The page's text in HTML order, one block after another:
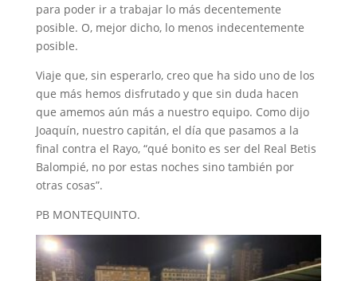
para poder ir a trabajar lo más decentemente
posible. O, mejor dicho, lo menos indecentemente
posible.
Viaje que, sin esperarlo, creo que ha sido uno de los
que más hemos disfrutado y que sin duda hacen
que amemos aún más a nuestro equipo. Como dijo
Joaquín, nuestro capitán, el día que pasamos a la
final contra el Rayo, “qué bonito es ser del Real Betis
Balompié, no por estas noches sino también por
otras cosas”.
PB MONTEQUINTO.